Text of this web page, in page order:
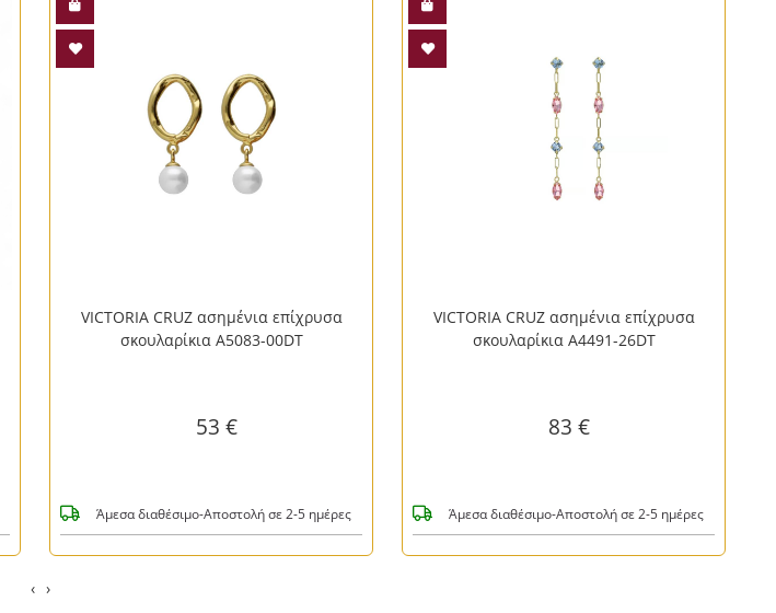
VICTORIA CRUZ ασημένια επίχρυσα
σκουλαρίκια A5083-00DT
53 €
Άμεσα διαθέσιμο-Αποστολή σε 2-5 ημέρες
VICTORIA CRUZ ασημένια επίχρυσα
σκουλαρίκια A4491-26DT
83 €
Άμεσα διαθέσιμο-Αποστολή σε 2-5 ημέρες
‹ ›